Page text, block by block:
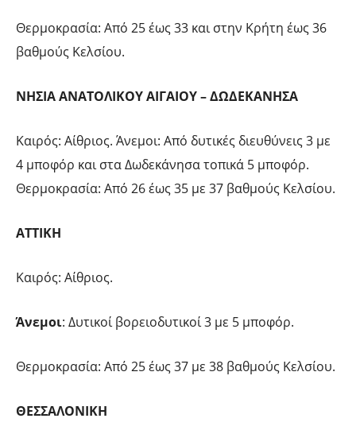
Θερμοκρασία: Από 25 έως 33 και στην Κρήτη έως 36
βαθμούς Κελσίου.
ΝΗΣΙΑ ΑΝΑΤΟΛΙΚΟΥ ΑΙΓΑΙΟΥ – ΔΩΔΕΚΑΝΗΣΑ
Καιρός: Αίθριος. Άνεμοι: Από δυτικές διευθύνεις 3 με
4 μποφόρ και στα Δωδεκάνησα τοπικά 5 μποφόρ.
Θερμοκρασία: Από 26 έως 35 με 37 βαθμούς Κελσίου.
ΑΤΤΙΚΗ
Καιρός: Αίθριος.
Άνεμοι: Δυτικοί βορειοδυτικοί 3 με 5 μποφόρ.
Θερμοκρασία: Από 25 έως 37 με 38 βαθμούς Κελσίου.
ΘΕΣΣΑΛΟΝΙΚΗ